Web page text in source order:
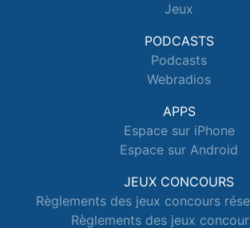
Jeux
PODCASTS
Podcasts
Webradios
APPS
Espace sur iPhone
Espace sur Android
JEUX CONCOURS
Règlements des jeux concours
Règlements des jeux